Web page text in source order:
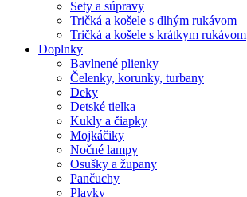
Sety a súpravy
Tričká a košele s dlhým rukávom
Tričká a košele s krátkym rukávom
Doplnky
Bavlnené plienky
Čelenky, korunky, turbany
Deky
Detské tielka
Kukly a čiapky
Mojkáčiky
Nočné lampy
Osušky a župany
Pančuchy
Plavky